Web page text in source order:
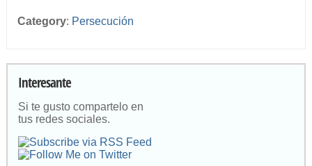
Category: Persecución
Interesante
Si te gusto compartelo en
tus redes sociales.